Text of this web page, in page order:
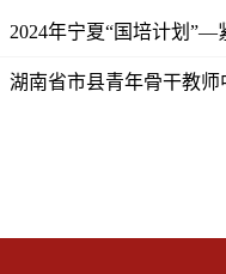
2024年宁夏“国培计划
湖南省市县青年骨干教